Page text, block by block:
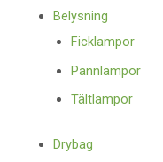
Belysning
Ficklampor
Pannlampor
Tältlampor
Drybag